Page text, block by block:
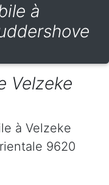
à
Velzeke
à Velzeke
9620